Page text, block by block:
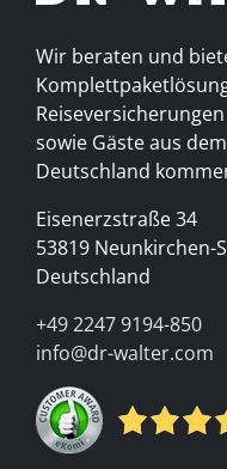
Wir beraten und
sowie Gäste aus
Deutschland
Eisenerzstraße 34
53819 Neunkirchen-
Deutschland
+49 2247 9194-850
info@dr-walter.com